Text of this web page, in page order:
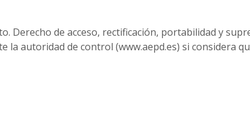
Derecho de acceso, rectificación, portabilidad y
autoridad de control (www.aepd.es) si considera